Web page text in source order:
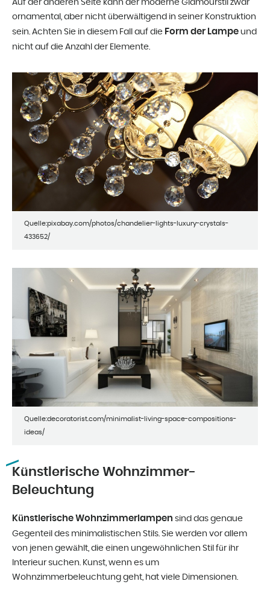
Auf der anderen Seite kann der moderne Glamourstil zwar
ornamental, aber nicht überwältigend in seiner Konstruktion
sein. Achten Sie in diesem Fall auf die Form der Lampe und
nicht auf die Anzahl der Elemente.
Quelle:pixabay.com/photos/chandelier-lights-luxury-crystals-
433652/
Quelle:decoratorist.com/minimalist-living-space-compositions-
ideas/
Künstlerische Wohnzimmer-
Beleuchtung
Künstlerische Wohnzimmerlampen sind das genaue
Gegenteil des minimalistischen Stils. Sie werden vor allem
von jenen gewählt, die einen ungewöhnlichen Stil für ihr
Interieur suchen. Kunst, wenn es um
Wohnzimmerbeleuchtung geht, hat viele Dimensionen.